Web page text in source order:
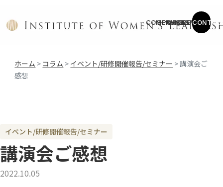
COMPANY
SERVICE
CASES
COLUMN
NEWS
ホーム > コラム > イベント/研修開催報告/セミナー >講演会ご
感想
イベント/研修開催報告/セミナー
講演会ご感想
2022.10.05